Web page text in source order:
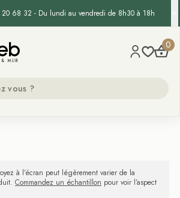
68 32 - Du lundi au vendredi de 8h30 à 18h
0
à l’écran peut légèrement varier de la
Commandez un échantillon pour voir l’aspect